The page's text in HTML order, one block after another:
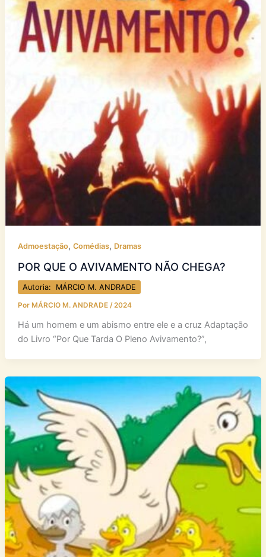
Admoestação, Comédias, Dramas
POR QUE O AVIVAMENTO NÃO CHEGA?
Autoria: MÁRCIO M. ANDRADE
Por MÁRCIO M. ANDRADE /2024
Há um homem e um abismo entre ele e a cruz Adaptação
do Livro “Por Que Tarda O Pleno Avivamento?”,